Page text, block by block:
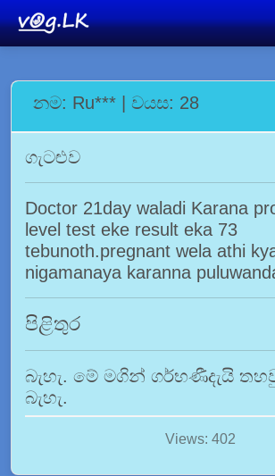
නම: Ru*** | වයස: 28
ගැටළුව
Doctor 21day waladi Karana
level test eke result eka 73
tebunoth.pregnant wela athi
nigamanaya karanna
පිළිතුර
බැහැ. මේ මගින් ගර්භණීදැයි
බැහැ.
Views: 402